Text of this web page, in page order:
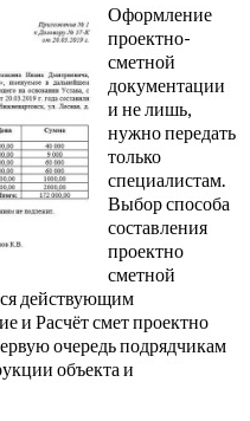
Оформление
проектно-
сметной
документации
и не лишь,
нужно передать
только
специалистам.
Выбор способа
составления
проектно
сметной
действующим
и Расчёт смет проектно
очередь подрядчикам
объекта и